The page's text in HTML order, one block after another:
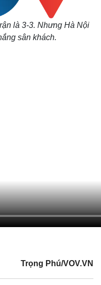
là 3-3. Nhưng Hà Nội
sân khách.
Trọng Phú/VOV.VN